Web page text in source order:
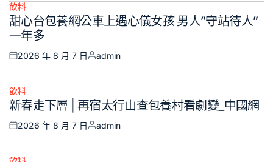
Posted
in
飲料
甜心台包養網公車上遇心儀女孩 男人”守站待人”
一年多
Posted
2026 年 8 月 7 日
Posted
admin
Posted
in
飲料
新春走下層 | 再宿太行山查包養村看劇變_中國網
Posted
2026 年 8 月 7 日
Posted
admin